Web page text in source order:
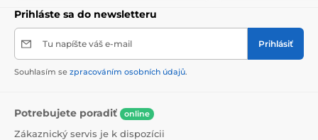
Prihláste sa do newsletteru
Tu napíšte váš e-mail Prihlásiť
Souhlasím se zpracováním osobních údajů.
Potrebujete poradiť online
Zákaznický servis je k dispozícii